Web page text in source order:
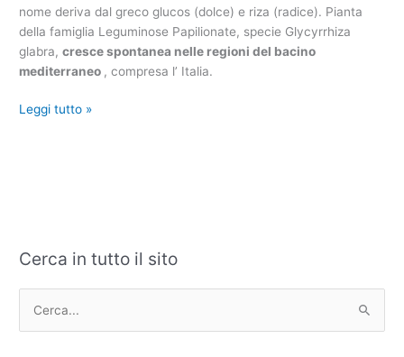
nome deriva dal greco glucos (dolce) e riza (radice). Pianta
della famiglia Leguminose Papilionate, specie Glycyrrhiza
glabra,cresce spontanea nelle regioni del bacino
mediterraneo , compresa l’ Italia.
Leggi tutto »
Cerca in tutto il sito
C
e
A
h